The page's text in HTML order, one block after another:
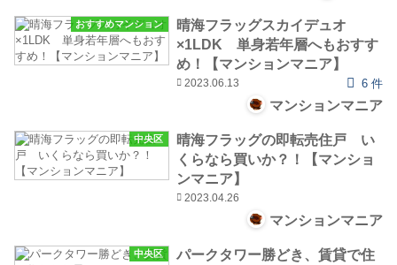
おすすめマンション
晴海フラッグスカイデュオ
×1LDK 単身若年層へもおすす
め！【マンションマニア】
2023.06.13 6 件
マンションマニア
中央区
晴海フラッグの即転売住戸 い
くらなら買いか？！【マンショ
ンマニア】
2023.04.26
マンションマニア
中央区
パークタワー勝どき、賃貸で住